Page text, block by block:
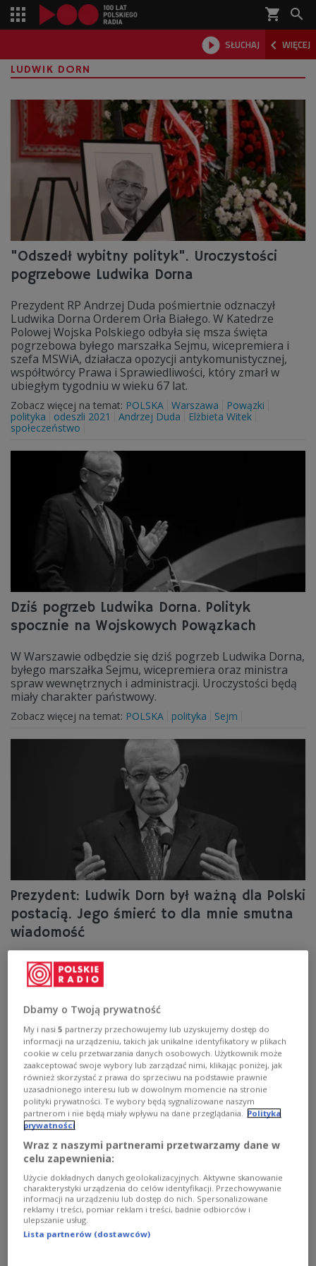
shopping_cart 
 SŁUCHAJ  WIĘCEJ

LUDWIK DORN
"Odszedł wybitny polityk". Uroczystości
pogrzebowe Ludwika Dorna
Prezydent RP Andrzej Duda pośmiertnie odznaczył
Ludwika Dorna Orderem Orła Białego. W Katedrze
Polowej Wojska Polskiego odbyła się msza święta
pogrzebowa byłego marszałka Sejmu, wicepremiera i
szefa MSWiA, działacza opozycji antykomunistycznej,
współtwórcy Prawa i Sprawiedliwości, który zmarł w
ubiegłym tygodniu w wieku 67 lat.
Zobacz więcej na temat: POLSKA Warszawa
Powązki
polityka
odeszli 2021 Andrzej Duda
Elżbieta Witek
społeczeństwo
Dziś pogrzeb Ludwika Dorna. Polityk
spocznie na Wojskowych Powązkach
W Warszawie odbędzie się dziś pogrzeb Ludwika Dorna,
byłego marszałka Sejmu, wicepremiera oraz ministra
spraw wewnętrznych i administracji. Uroczystości będą
miały charakter państwowy.
Zobacz więcej na temat: POLSKA polityka Sejm
Prezydent: Ludwik Dorn był ważną dla Polski
postacią. Jego śmierć to dla mnie smutna
wiadomość
- Śmierć Ludwika Dorna to dla mnie bardzo smutna
wiadomość. To ważna dla Polski postać, wyrazy
głębokiego współczucia dla najbliższych - powiedział w
czwartek w Londynie prezydent Andrzej Duda.
Andrzej Duda
prezydent
"Z przykrością przyjąłem informację o
śmierci". Politycy żegnają Ludwika Dorna
Dbamy o Twoją prywatność
My i nasi5 partnerzy przechowujemy lub uzyskujemy dostęp do
informacji na urządzeniu, takich jak unikalne identyfikatory w plikach
cookie w celu przetwarzania danych osobowych. Użytkownik może
zaakceptować swoje wybory lub zarządzać nimi, klikając poniżej, jak
również skorzystać z prawa do sprzeciwu na podstawie prawnie
uzasadnionego interesu lub w dowolnym momencie na stronie
polityki prywatności. Te wybory będą sygnalizowane naszym
partnerom i nie będą miały wpływu na dane przeglądania. Polityka
prywatności
Wraz z naszymi partnerami przetwarzamy dane w
celu zapewnienia:
Użycie dokładnych danych geolokalizacyjnych. Aktywne skanowanie
charakterystyki urządzenia do celów identyfikacji. Przechowywanie
informacji na urządzeniu lub dostęp do nich. Spersonalizowane
reklamy i treści, pomiar reklam i treści, badnie odbiorców i
ulepszanie usług.
Lista partnerów (dostawców)